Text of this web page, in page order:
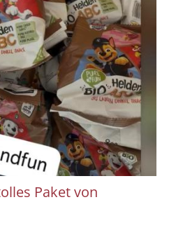
Paket von